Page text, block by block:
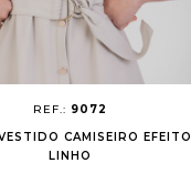
REF.: 9072
CAMISEIRO EFEITO
LINHO